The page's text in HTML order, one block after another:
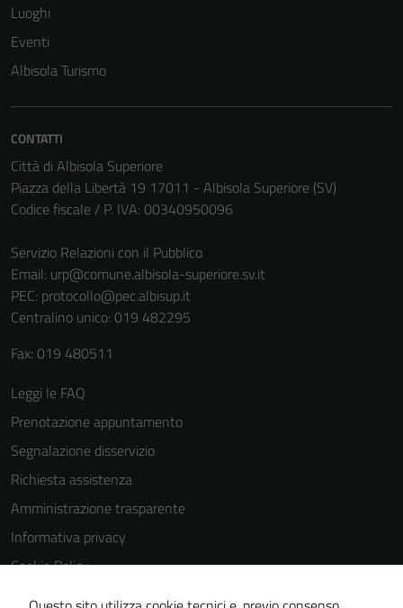
Luoghi
Eventi
Albisola Turismo
CONTATTI
Città di Albisola Superiore
Piazza della Libertà 19 17011 - Albisola Superiore (SV)
Codice fiscale / P. IVA: 00340950096
Servizio Relazioni con il Pubblico
Email: urp@comune.albisola-superiore.sv.it
PEC: protocollo@pec.albisup.it
Centralino unico: 019 482295
Fax: 019 480511
Leggi le FAQ
Prenotazione appuntamento
Segnalazione disservizio
Richiesta assistenza
Amministrazione trasparente
Informativa privacy
Cookie Policy
Note legali
Questi cookie
informazioni